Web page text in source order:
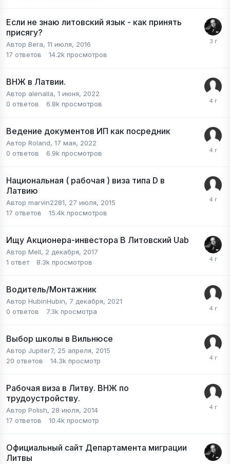
Если не знаю литовский язык - как принять
присягу?
Автор Bera, 11 июля, 2016
17 ответов 14.2k просмотров
ВНЖ в Латвии.
Автор alenalla, 1 июня, 2022
0 ответов 6.8k просмотров
Ведение документов ИП как посредник
Автор Roland, 17 мая, 2022
0 ответов 6.9k просмотров
Национальная ( рабочая ) виза типа D в
Латвию
Автор marvin2281, 27 июля, 2015
17 ответов 15.4k просмотров
Ищу Акционера-инвестора В Литовский Uab
Автор Mell, 2 декабря, 2017
1 ответ 8.3k просмотров
Водитель/Монтажник
Автор HubinHubin, 7 декабря, 2021
0 ответов 7.3k просмотра
Выбор школы в Вильнюсе
Автор Jupiter7, 25 апреля, 2015
20 ответов 14.3k просмотр
Рабочая виза в Литву. ВНЖ по
трудоустройству.
Автор Polish, 28 июля, 2014
17 ответов 10.4k просмотр
Официальный сайт Департамента миграции
Литвы